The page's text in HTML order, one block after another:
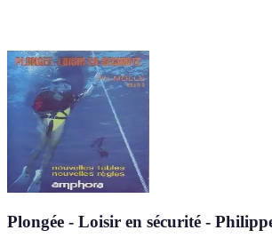
Plongée - Loisir en sécurité -